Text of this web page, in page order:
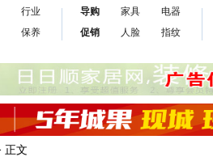
行业
保养
导购
促销
家具
人脸
电器
指纹
正文